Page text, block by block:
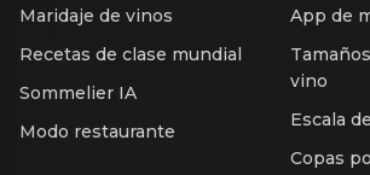
Maridaje de vinos
Recetas de clase mundial
Sommelier IA
Modo restaurante
App de
vino
Escala
Copas